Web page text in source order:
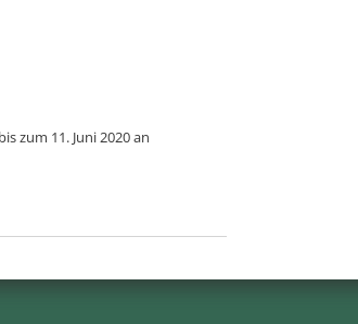
zum 11. Juni 2020 an